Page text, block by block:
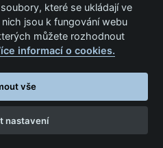
které se ukládají ve
jsou k fungování webu
můžete rozhodnout
informací o cookies.
vše
nastavení